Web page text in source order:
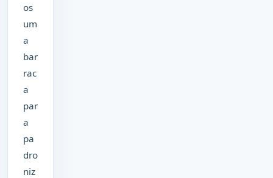
os
um
a
bar
rac
a
par
a
pa
dro
niz